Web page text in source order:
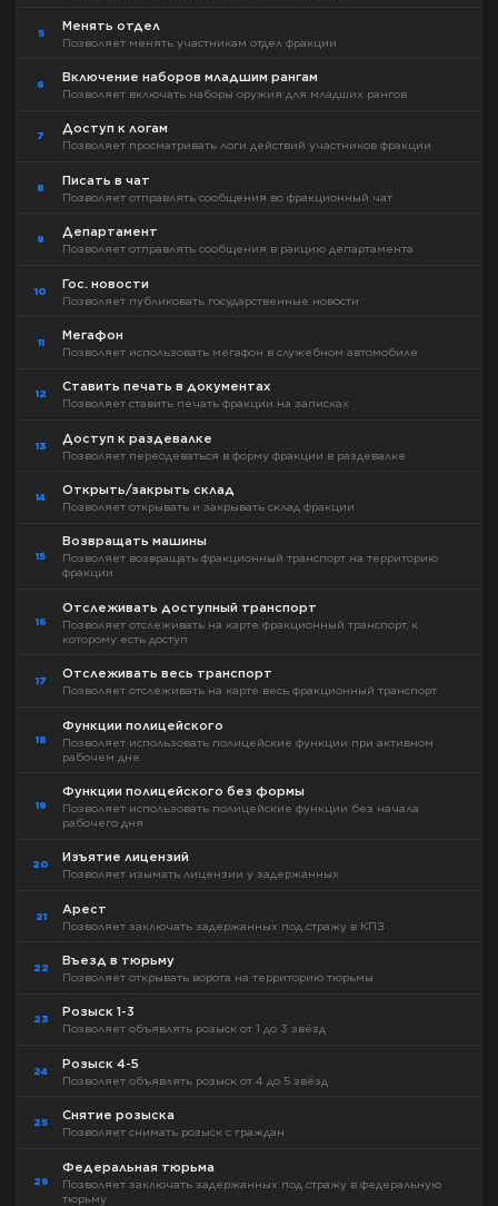
5 Менять отдел
Позволяет менять участникам отдел фракции
6 Включение наборов младшим рангам
Позволяет включать наборы оружия для младших рангов
7 Доступ к логам
Позволяет просматривать логи действий участников фракции
8 Писать в чат
Позволяет отправлять сообщения во фракционный чат
9 Департамент
Позволяет отправлять сообщения в ракцию департамента
10 Гос. новости
Позволяет публиковать государственные новости
11 Мегафон
Позволяет использовать мегафон в служебном автомобиле
12 Ставить печать в документах
Позволяет ставить печать фракции на записках
13 Доступ к раздевалке
Позволяет переодеваться в форму фракции в раздевалке
14 Открыть/закрыть склад
Позволяет открывать и закрывать склад фракции
15
Возвращать машины
Позволяет возвращать фракционный транспорт на территорию
фракции
16
Отслеживать доступный транспорт
Позволяет отслеживать на карте фракционный транспорт, к
которому есть доступ
17 Отслеживать весь транспорт
Позволяет отслеживать на карте весь фракционный транспорт
18
Функции полицейского
Позволяет использовать полицейские функции при активном
рабочем дне
19
Функции полицейского без формы
Позволяет использовать полицейские функции без начала
рабочего дня
20 Изъятие лицензий
Позволяет изымать лицензии у задержанных
21 Арест
Позволяет заключать задержанных под стражу в КПЗ
22 Въезд в тюрьму
Позволяет открывать ворота на территорию тюрьмы
23 Розыск 1-3
Позволяет объявлять розыск от 1 до 3 звёзд
24 Розыск 4-5
Позволяет объявлять розыск от 4 до 5 звёзд
25 Снятие розыска
Позволяет снимать розыск с граждан
26
Федеральная тюрьма
Позволяет заключать задержанных под стражу в федеральную
тюрьму